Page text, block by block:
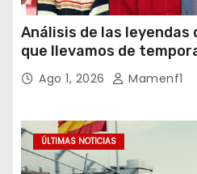
Análisis de las leyendas
que llevamos de
Ago 1, 2026 Mamenf1
ÚLTIMAS NOTICIAS